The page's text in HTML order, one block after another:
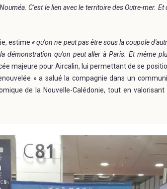
C'est le lien avec le territoire des Outre-mer.
estime« qu'on ne peut pas être sous la coupole
démonstration qu'on peut aller à Paris. Et même
majeure pour Aircalin, lui permettant de se
» a salué la compagnie dans un
de la Nouvelle-Calédonie, tout en